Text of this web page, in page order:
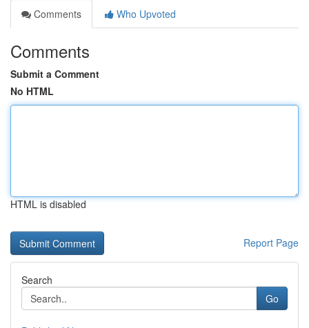
Comments
Who Upvoted
Comments
Submit a Comment
No HTML
HTML is disabled
Report Page
Search
Go